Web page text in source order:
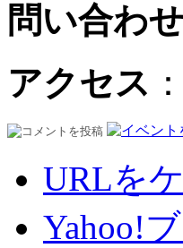
問い合わ
アクセス
URLを
Yahoo!